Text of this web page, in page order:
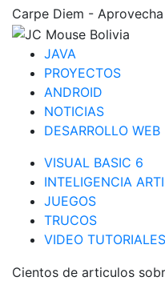
Carpe Diem -
JAVA
PROYECTOS
ANDROID
NOTICIAS
DESARROLLO WEB
VISUAL BASIC 6
INTELIGENCIA
JUEGOS
TRUCOS
VIDEO TUTORIALES
Cientos de articulos